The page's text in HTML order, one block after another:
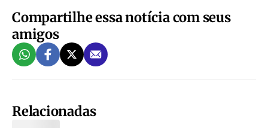
Compartilhe essa notícia com seus
amigos
Relacionadas